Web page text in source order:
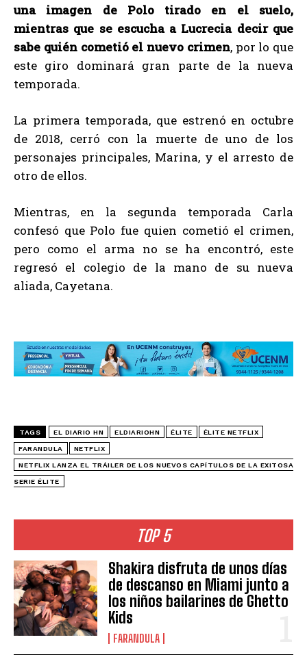
TOP 5
Shakira disfruta de unos días
de descanso en Miami junto a
los niños bailarines de Ghetto
Kids
FARANDULA
una imagen de Polo tirado en el suelo,
mientras que se escucha a Lucrecia decir que
sabe quién cometió el nuevo crimen, por lo que
este giro dominará gran parte de la nueva
temporada.
La primera temporada, que estrenó en octubre
de 2018, cerró con la muerte de uno de los
personajes principales, Marina, y el arresto de
otro de ellos.
Mientras, en la segunda temporada Carla
confesó que Polo fue quien cometió el crimen,
pero como el arma no se ha encontró, este
regresó el colegio de la mano de su nueva
aliada, Cayetana.
TAGS EL DIARIO HN ELDIARIOHN ÉLITE ÉLITE NETFLIX
FARANDULA NETFLIX
NETFLIX LANZA EL TRÁILER DE LOS NUEVOS CAPÍTULOS DE LA EXITOSA
SERIE ÉLITE